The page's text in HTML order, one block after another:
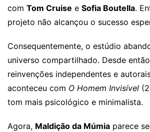
com Tom Cruise e Sofia Boutella.
projeto não alcançou o sucesso
Consequentemente, o estúdio
universo compartilhado. Desde
reinvenções independentes e
aconteceu com O Homem Invisível
tom mais psicológico e minimalista.
Agora, Maldição da Múmia parece